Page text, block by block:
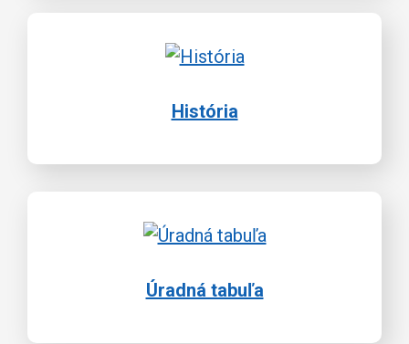
História
Úradná tabuľa